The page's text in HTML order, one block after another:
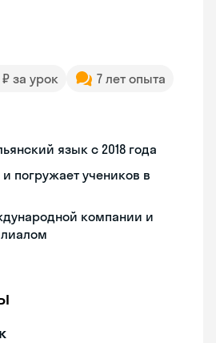
₽ за урок 7 лет опыта
язык с 2018 года
погружает учеников в
компании и